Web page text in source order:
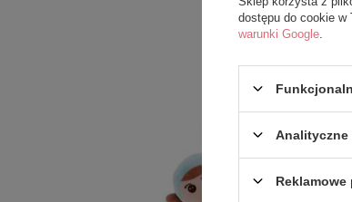
dostępu do cookie w
warunki Google